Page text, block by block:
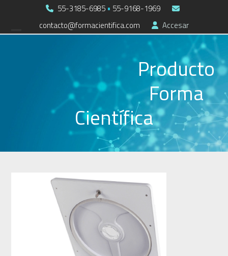
55-3185-6985 • 55-9168-1969
contacto@formacientifica.com
Accesar
Producto
Forma
Científica